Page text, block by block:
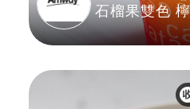
石榴果雙色